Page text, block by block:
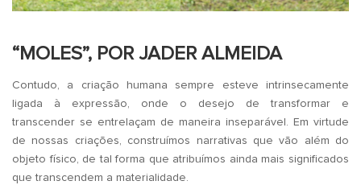
“MOLES”, POR JADER ALMEIDA
Contudo, a criação humana sempre esteve intrinsecamente
ligada à expressão, onde o desejo de transformar e
transcender se entrelaçam de maneira inseparável. Em virtude
de nossas criações, construímos narrativas que vão além do
objeto físico, de tal forma que atribuímos ainda mais significados
que transcendem a materialidade.